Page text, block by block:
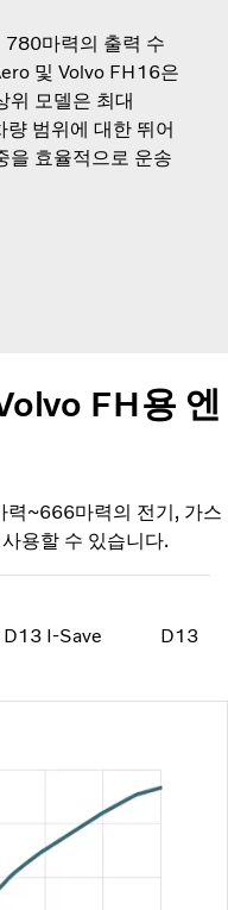
마력의 출력 수
및 Volvo FH16은
위 모델은 최대
범위에 대한 뛰어
을 효율적으로 운송
FH용 엔
력~666마력의 전기, 가스
용할 수 있습니다.
D13 I-Save D13